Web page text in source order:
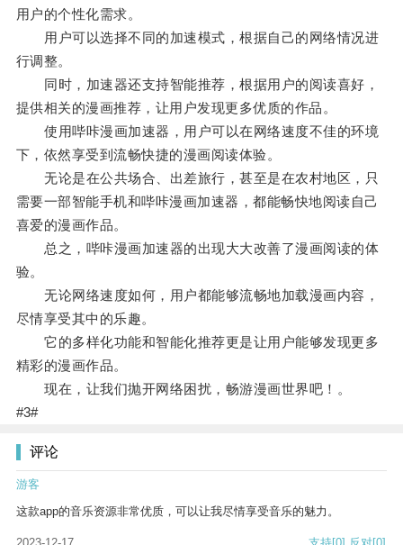
用户的个性化需求。
用户可以选择不同的加速模式，根据自己的网络情况进
行调整。
同时，加速器还支持智能推荐，根据用户的阅读喜好，
提供相关的漫画推荐，让用户发现更多优质的作品。
使用哔咔漫画加速器，用户可以在网络速度不佳的环境
下，依然享受到流畅快捷的漫画阅读体验。
无论是在公共场合、出差旅行，甚至是在农村地区，只
需要一部智能手机和哔咔漫画加速器，都能畅快地阅读自己
喜爱的漫画作品。
总之，哔咔漫画加速器的出现大大改善了漫画阅读的体
验。
无论网络速度如何，用户都能够流畅地加载漫画内容，
尽情享受其中的乐趣。
它的多样化功能和智能化推荐更是让用户能够发现更多
精彩的漫画作品。
现在，让我们抛开网络困扰，畅游漫画世界吧！。
#3#
评论
游客
这款app的音乐资源非常优质，可以让我尽情享受音乐的魅力。